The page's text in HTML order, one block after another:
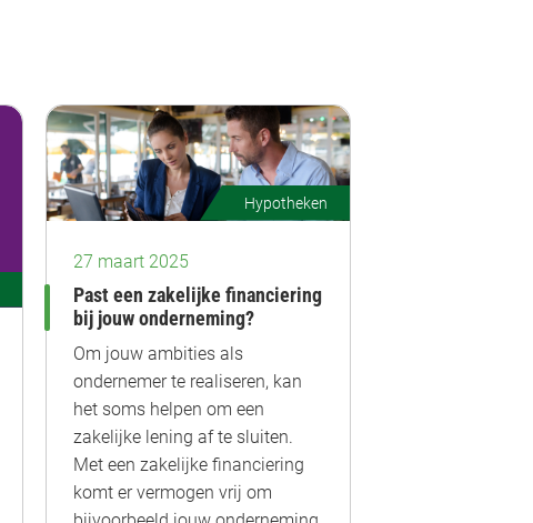
Hypotheken
27 maart 2025
Past een zakelijke financiering
bij jouw onderneming?
Om jouw ambities als
ondernemer te realiseren, kan
het soms helpen om een
zakelijke lening af te sluiten.
Met een zakelijke financiering
komt er vermogen vrij om